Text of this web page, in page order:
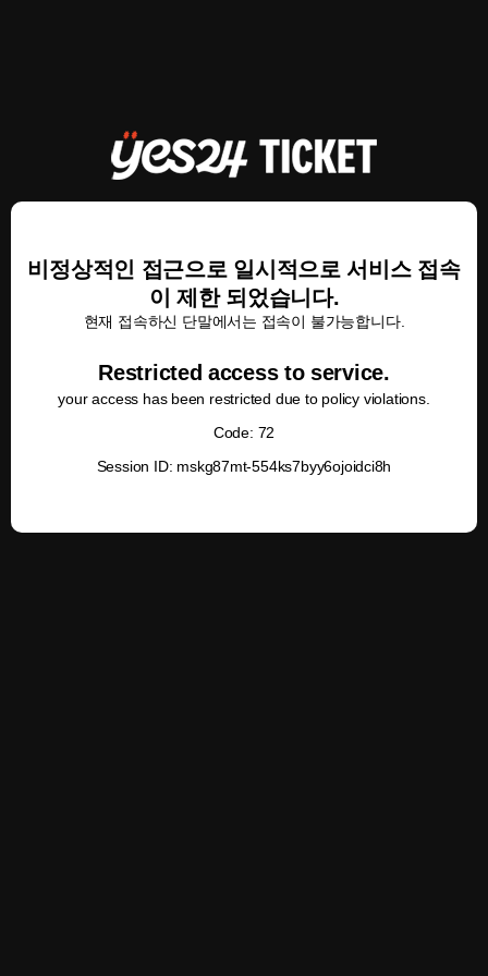
비정상적인 접근으로 일시적으로 서비스 접속
이 제한 되었습니다.
현재 접속하신 단말에서는 접속이 불가능합니다.
Restricted access to service.
your access has been restricted due to policy violations.
Code: 72
Session ID: mskg87mt-554ks7byy6ojoidci8h